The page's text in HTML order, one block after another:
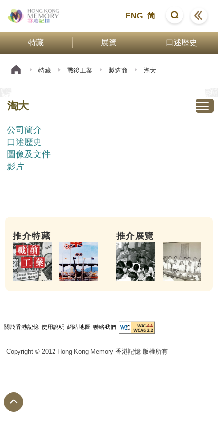
ENG 简
特藏 展覽 口述歷史
特藏 戰後工業 製造商 淘大
淘大
公司簡介
口述歷史
圖像及文件
影片
推介特藏 推介展覽
關於香港記憶 使用說明 網站地圖 聯絡我們
Copyright © 2012 Hong Kong Memory 香港記憶 版權所有